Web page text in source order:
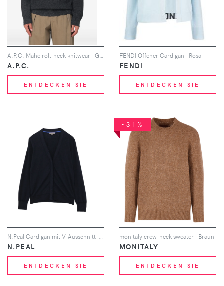
A.P.C.
ENTDECKEN SIE
FENDI Offener Cardigan - Rosa
FENDI
ENTDECKEN SIE
N.PEAL
ENTDECKEN SIE
-31%
monitaly crew-neck sweater - Braun
MONITALY
ENTDECKEN SIE